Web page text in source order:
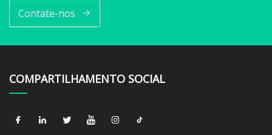
Contate-nos
COMPARTILHAMENTO SOCIAL